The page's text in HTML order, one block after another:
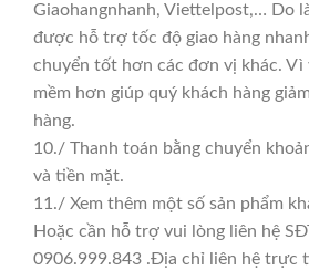
Giaohangnhanh, Viettelpost,… Do
được hỗ trợ tốc độ giao hàng
chuyển tốt hơn các đơn vị khác. Vì
mềm hơn giúp quý khách hàng
hàng.
10./ Thanh toán bằng chuyển
và tiền mặt.
11./ Xem thêm một số sản phẩm
Hoặc cần hỗ trợ vui lòng liên hệ
0906.999.843 .Địa chỉ liên hệ trực